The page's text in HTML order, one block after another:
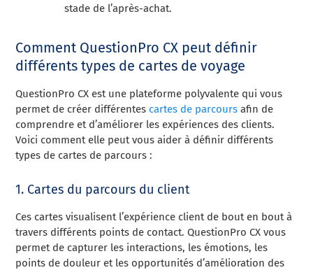
stade de l’après-achat.
Comment QuestionPro CX peut définir
différents types de cartes de voyage
QuestionPro CX est une plateforme polyvalente qui vous
permet de créer différentes cartes de parcours afin de
comprendre et d’améliorer les expériences des clients.
Voici comment elle peut vous aider à définir différents
types de cartes de parcours :
1. Cartes du parcours du client
Ces cartes visualisent l’expérience client de bout en bout à
travers différents points de contact. QuestionPro CX vous
permet de capturer les interactions, les émotions, les
points de douleur et les opportunités d’amélioration des